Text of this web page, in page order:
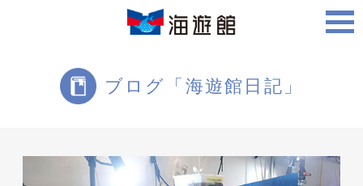
ブログ「海遊館日記」